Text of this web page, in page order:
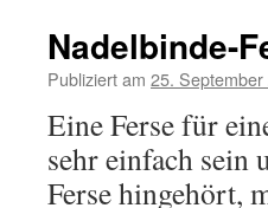
Nadelbinde-
Publiziert am 25. September
Eine Ferse für
sehr einfach sein
Ferse hingehört,